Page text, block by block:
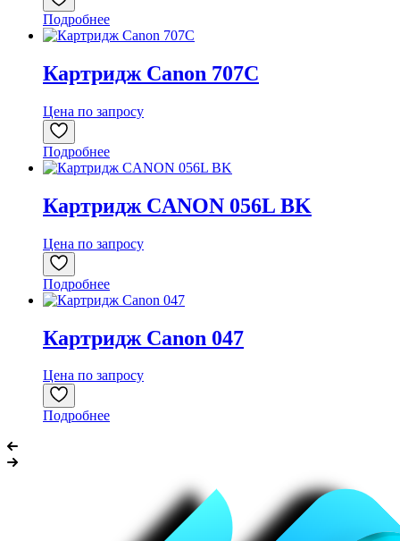
Подробнее
Картридж Canon 707C
Цена по запросу
Подробнее
Картридж CANON 056L BK
Цена по запросу
Подробнее
Картридж Canon 047
Цена по запросу
Подробнее